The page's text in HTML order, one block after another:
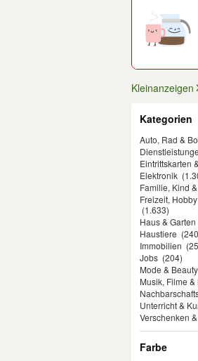
Kleinanzeigen
Kategorien
Auto, Rad &
Eintrittskarten
Elektronik
Familie, Kind
Freizeit,
(1.633)
Haus & Garten
Haustiere
Immobilien
Jobs (204)
Mode & Beauty
Musik, Filme
Unterricht &
Verschenken
Farbe